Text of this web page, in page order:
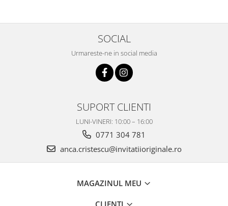
SOCIAL
Urmareste-ne in social media
SUPORT CLIENTI
LUNI-VINERI: 10:00 – 16:00
0771 304 781
anca.cristescu@invitatiioriginale.ro
MAGAZINUL MEU
CLIENTI